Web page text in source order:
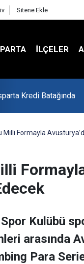
Sitene Ekle
İLÇELER
Kredi Batağında
Milli Formayla
Kulübü
arasında
Para